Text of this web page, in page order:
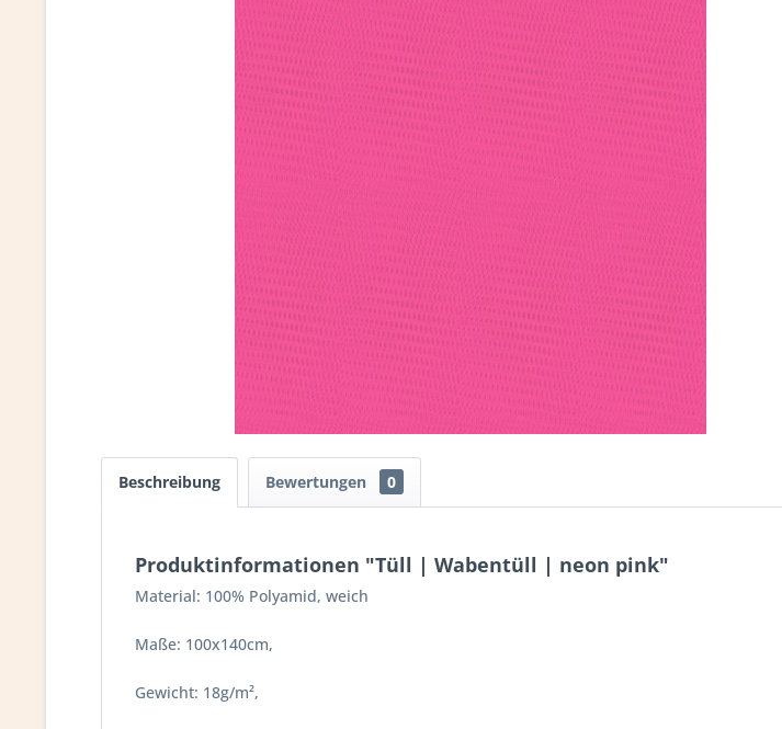
Beschreibung Bewertungen 0
Produktinformationen "Tüll | Wabentüll | neon pink"
Material: 100% Polyamid, weich
Maße: 100x140cm,
Gewicht: 18g/m²,